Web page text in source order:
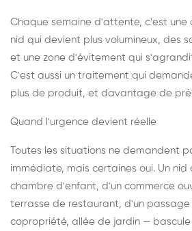
Chaque semaine d'attente, c'est une
nid qui devient plus volumineux, des
et une zone d'évitement qui
C'est aussi un traitement qui
plus de produit, et davantage de
Quand l'urgence devient réelle
Toutes les situations ne demandent
immédiate, mais certaines oui. Un
chambre d'enfant, d'un commerce
terrasse de restaurant, d'un
copropriété, allée de jardin — bascule